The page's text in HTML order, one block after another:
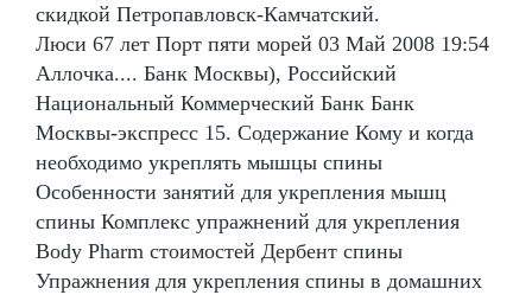
скидкой Петропавловск-Камчатский.
Люси 67 лет Порт пяти морей 03 Май 2008 19:54
Аллочка.... Банк Москвы), Российский
Национальный Коммерческий Банк Банк
Москвы-экспресс 15. Содержание Кому и когда
необходимо укреплять мышцы спины
Особенности занятий для укрепления мышц
спины Комплекс упражнений для укрепления
Body Pharm стоимостей Дербент спины
Упражнения для укрепления спины в домашних